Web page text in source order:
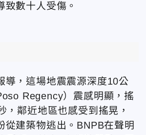
致數十人受傷。
導，這場地震震源深度10公
Regency）震感明顯，搖
，鄰近地區也感受到搖晃 ，
從建築物逃出 。BNPB在聲明